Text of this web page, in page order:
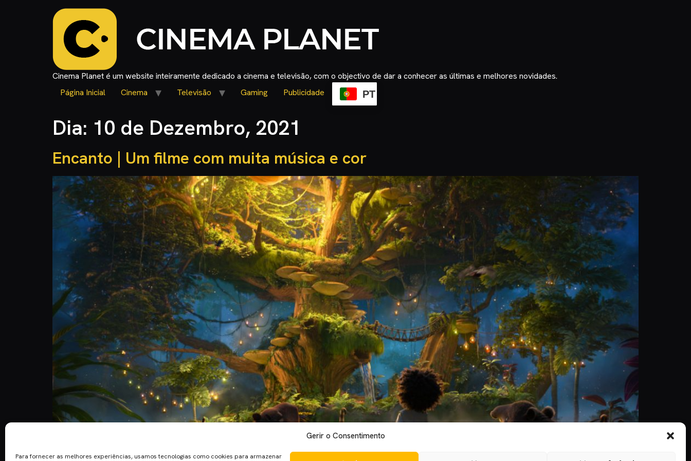
Gerir o Consentimento
Para fornecer as melhores experiências, usamos tecnologias como cookies para armazenar
Cinema Planet é um website inteiramente dedicado a cinema e televisão, com o objectivo de dar a conhecer as últimas e melhores novidades.
Página Inicial
Cinema Televisão Gaming Publicidade PT
Dia: 10 de Dezembro, 2021
Encanto | Um filme com muita música e cor
ainda, o 60º filme de animação da Walt Disney Studios. Na Colômbia existe uma família mágica. Os Madrigal são especiais graças ao poder místico de uma […]